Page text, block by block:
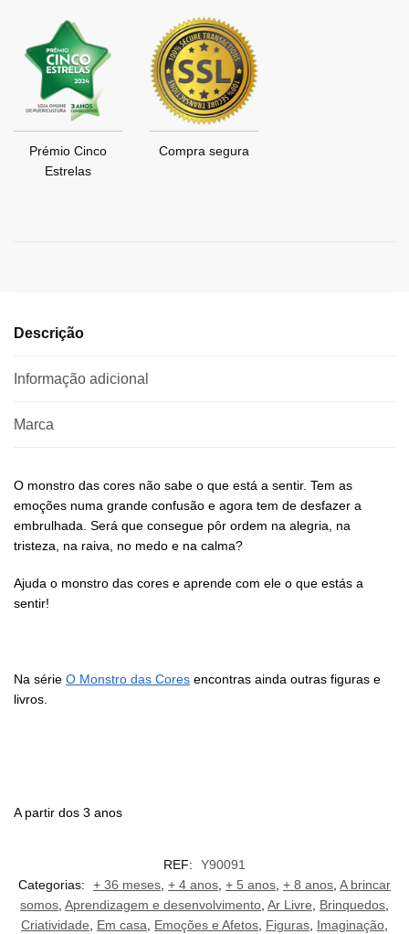
Prémio Cinco
Estrelas
Compra segura
Descrição
Informação adicional
Marca
O monstro das cores não sabe o que está a sentir. Tem as
emoções numa grande confusão e agora tem de desfazer a
embrulhada. Será que consegue pôr ordem na alegria, na
tristeza, na raiva, no medo e na calma?
Ajuda o monstro das cores e aprende com ele o que estás a
sentir!
Na série O Monstro das Cores encontras ainda outras figuras e
livros.
A partir dos 3 anos
REF:
Y90091
Categorias:
+ 36 meses + 4 anos + 5 anos + 8 anos A brincar
somos Aprendizagem e desenvolvimento Ar Livre Brinquedos
Criatividade
Em casa Emoções e Afetos Figuras Imaginação